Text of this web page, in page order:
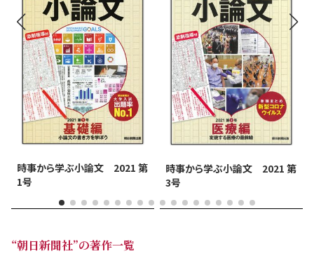
時事から学ぶ小論文 2021 第
1号
時事から学ぶ小論文 2021 第
3号
“朝日新聞社”の著作一覧